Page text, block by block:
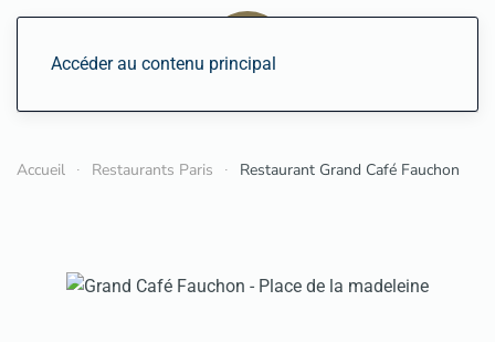
Accéder au contenu principal
Accueil Restaurants Paris Restaurant Grand Café Fauchon